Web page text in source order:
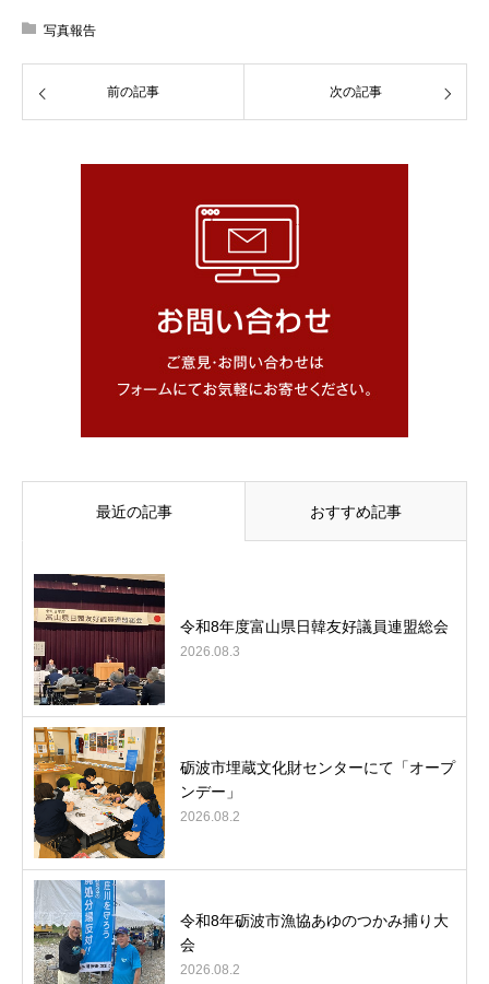
写真報告
前の記事 次の記事
最近の記事 おすすめ記事
令和8年度富山県日韓友好議員連盟総会
2026.08.3
砺波市埋蔵文化財センターにて「オープ
ンデー」
2026.08.2
令和8年砺波市漁協あゆのつかみ捕り大
会
2026.08.2